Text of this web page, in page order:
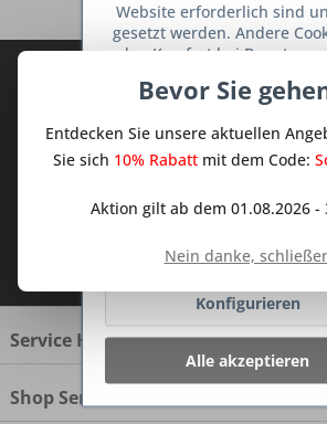
TraumKüche Newsletter und
Sie keine Neuigkeit oder
dem Traum Küchen - Shop.
Ich habe die
Service Hotline
Shop Service
Bevor Sie
Entdecken Sie unsere aktuellen
Sie sich 10% Rabattmit dem Code:
Aktion gilt ab dem 01.08.2026 -
Nein danke,
Website erforderlich sind
gesetzt werden. Andere
den Komfort bei
dienen oder die
Netzwerken vereinfachen
werden nur mit Ihrer
Ablehnen
Konfigurieren
Alle akzeptieren